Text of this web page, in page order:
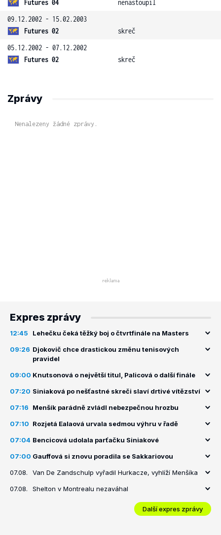
Futures 04
nenastoupil
09.12.2002 - 15.02.2003
Futures 02
skreč
05.12.2002 - 07.12.2002
Futures 02
skreč
Zprávy
Nenalezeny žádné zprávy.
Expres zprávy
12:45 Lehečku čeká těžký boj o čtvrtfinále na Masters
09:26 Djokovič chce drastickou změnu tenisových
pravidel
09:00 Knutsonová o největší titul, Palicová o další finále
07:20 Siniaková po nešťastné skreči slaví drtivé vítězství
07:16 Menšík parádně zvládl nebezpečnou hrozbu
07:10 Rozjetá Ealaová urvala sedmou výhru v řadě
07:04 Bencicová udolala parťačku Siniakové
07:00 Gauffová si znovu poradila se Sakkariovou
07.08. Van De Zandschulp vyřadil Hurkacze, vyhlíží Menšíka
07.08. Shelton v Montrealu nezaváhal
Další expres zprávy